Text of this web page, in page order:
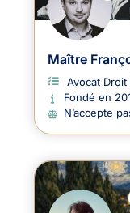
N
Maître
Avocat
Fondé en
N’accepte